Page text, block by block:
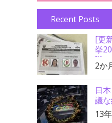
Recent Posts
[更
挙
戦
分
2か
日
議
13